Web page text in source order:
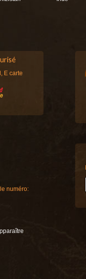
E carte
numéro: